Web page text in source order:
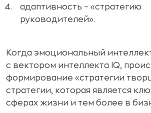
адаптивность – «стратегию
руководителей».
Когда эмоциональный
с вектором интеллекта IQ,
формирование «стратегии
стратегии, которая является
сферах жизни и тем более в